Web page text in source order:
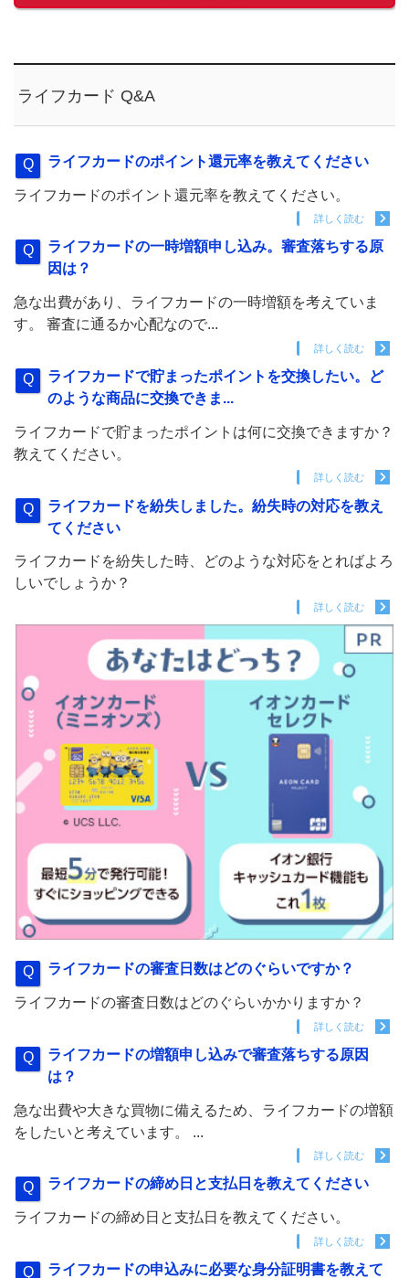
ライフカード Q&A
ライフカードのポイント還元率を教えてください
ライフカードのポイント還元率を教えてください。
詳しく読む
ライフカードの一時増額申し込み。審査落ちする原
因は？
急な出費があり、ライフカードの一時増額を考えていま
す。 審査に通るか心配なので...
詳しく読む
ライフカードで貯まったポイントを交換したい。ど
のような商品に交換できま...
ライフカードで貯まったポイントは何に交換できますか？
教えてください。
詳しく読む
ライフカードを紛失しました。紛失時の対応を教え
てください
ライフカードを紛失した時、どのような対応をとればよろ
しいでしょうか？
詳しく読む
ライフカードの審査日数はどのぐらいですか？
ライフカードの審査日数はどのぐらいかかりますか？
詳しく読む
ライフカードの増額申し込みで審査落ちする原因
は？
急な出費や大きな買物に備えるため、ライフカードの増額
をしたいと考えています。 ...
詳しく読む
ライフカードの締め日と支払日を教えてください
ライフカードの締め日と支払日を教えてください。
詳しく読む
ライフカードの申込みに必要な身分証明書を教えて